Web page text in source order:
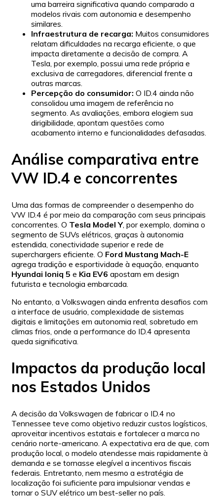
uma barreira significativa quando comparado a
modelos rivais com autonomia e desempenho
similares.
Infraestrutura de recarga: Muitos consumidores
relatam dificuldades na recarga eficiente, o que
impacta diretamente a decisão de compra. A
Tesla, por exemplo, possui uma rede própria e
exclusiva de carregadores, diferencial frente a
outras marcas.
Percepção do consumidor: O ID.4 ainda não
consolidou uma imagem de referência no
segmento. As avaliações, embora elogiem sua
dirigibilidade, apontam questões como
acabamento interno e funcionalidades defasadas.
Análise comparativa entre
VW ID.4 e concorrentes
Uma das formas de compreender o desempenho do
VW ID.4 é por meio da comparação com seus principais
concorrentes. O Tesla Model Y, por exemplo, domina o
segmento de SUVs elétricos, graças à autonomia
estendida, conectividade superior e rede de
superchargers eficiente. O Ford Mustang Mach-E
agrega tradição e esportividade à equação, enquanto
Hyundai Ioniq 5 e Kia EV6 apostam em design
futurista e tecnologia embarcada.
No entanto, a Volkswagen ainda enfrenta desafios com
a interface de usuário, complexidade de sistemas
digitais e limitações em autonomia real, sobretudo em
climas frios, onde a performance do ID.4 apresenta
queda significativa.
Impactos da produção local
nos Estados Unidos
A decisão da Volkswagen de fabricar o ID.4 no
Tennessee teve como objetivo reduzir custos logísticos,
aproveitar incentivos estatais e fortalecer a marca no
cenário norte-americano. A expectativa era de que, com
produção local, o modelo atendesse mais rapidamente à
demanda e se tornasse elegível a incentivos fiscais
federais. Entretanto, nem mesmo a estratégia de
localização foi suficiente para impulsionar vendas e
tornar o SUV elétrico um best-seller no país.